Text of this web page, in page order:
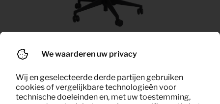
Bureaustoel (zwart)
Per maand
(excl. BTW)
We waarderen uw privacy
Wij en geselecteerde derde partijen gebruiken
cookies of vergelijkbare technologieën voor
technische doeleinden en, met uw toestemming,